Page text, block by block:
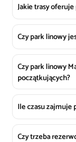
Jakie trasy
Czy park linowy
Czy park linowy
początkujących?
Ile czasu zajmuje
Czy trzeba